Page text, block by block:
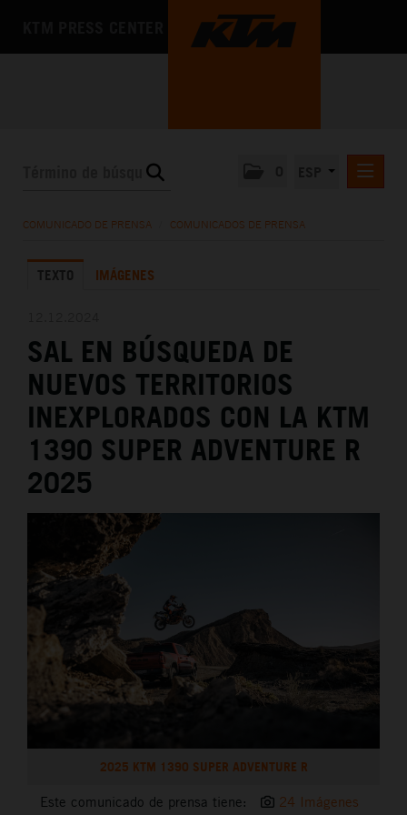
LA EMPRESA
COMUNICADO DE PRENSA COMUNICADOS DE PRENSA
TEXTO IMÁGENES
SAL EN BÚSQUEDA DE
NUEVOS TERRITORIOS
INEXPLORADOS CON LA KTM
1390 SUPER ADVENTURE R
2025
2025 KTM 1390 SUPER ADVENTURE R
Este comunicado de prensa tiene: 24 Imágenes